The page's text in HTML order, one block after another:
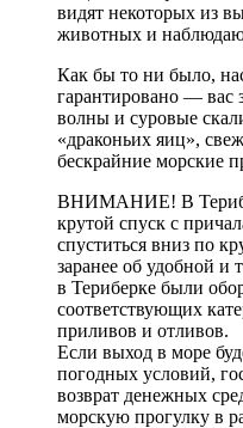
видят некоторых из
животных и
Как бы то ни было,
гарантировано — вас
волны и суровые
«драконьих яиц»,
бескрайние морские
ВНИМАНИЕ! В
крутой спуск с
спуститься вниз по
заранее об удобной и
в Териберке были
соответствующих
приливов и отливов.
Если выход в море
погодных условий,
возврат денежных
морскую прогулку в